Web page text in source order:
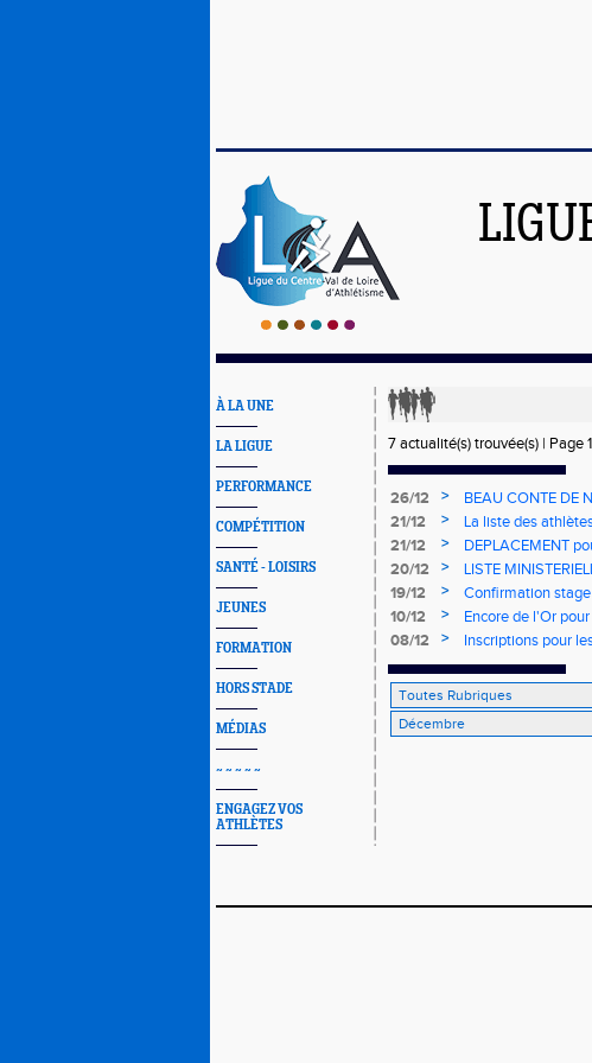
À LA UNE
LA LIGUE
PERFORMANCE
COMPÉTITION
SANTÉ - LOISIRS
JEUNES
FORMATION
HORS STADE
MÉDIAS
~ ~ ~ ~ ~
ENGAGEZ VOS
ATHLÈTES
7 actualité(s) trouvée(s) | Page
26/12 >
BEAU CONTE DE
21/12
>
La liste des
21/12
>
DEPLACEMENT
prochain )
20/12 >
LISTE
19/12
>
Confirmation
10/12
>
Encore de l'Or
ci de 50 ans de
08/12 > Inscriptions pour